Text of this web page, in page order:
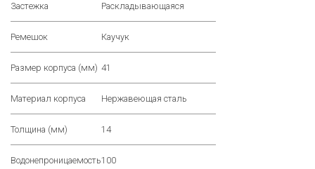
Застежка Раскладывающаяся
Ремешок Каучук
Размер корпуса (мм) 41
Материал корпуса Нержавеющая сталь
Толщина (мм) 14
Водонепроницаемость100